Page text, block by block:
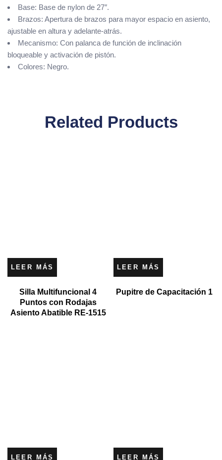
Base: Base de nylon de 27″.
Brazos: Apertura de brazos para mayor espacio en asiento,
ajustable en altura y adelante-atrás.
Mecanismo: Con palanca de función de inclinación
bloqueable y activación de pistón.
Colores: Negro.
Related Products
LEER MÁS
Silla Multifuncional 4
Puntos con Rodajas
Asiento Abatible RE-1515
LEER MÁS
Pupitre de Capacitación 1
LEER MÁS LEER MÁS